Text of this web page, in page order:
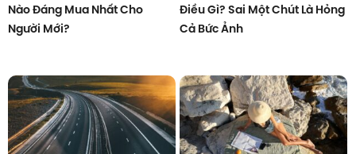
Nào Đáng Mua Nhất Cho
Người Mới?
Điều Gì? Sai Một Chút Là Hỏng
Cả Bức Ảnh